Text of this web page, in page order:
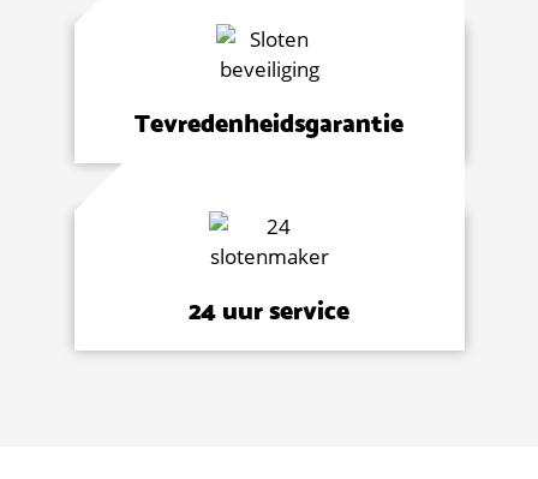
Tevredenheidsgarantie
24 uur service